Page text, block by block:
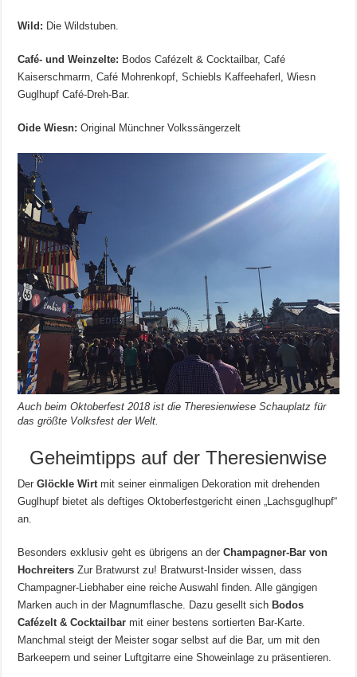
Wild: Die Wildstuben.
Café- und Weinzelte: Bodos Cafézelt & Cocktailbar, Café
Kaiserschmarrn, Café Mohrenkopf, Schiebls Kaffeehaferl, Wiesn
Guglhupf Café-Dreh-Bar.
Oide Wiesn: Original Münchner Volkssängerzelt
Auch beim Oktoberfest 2018 ist die Theresienwiese Schauplatz für
das größte Volksfest der Welt.
Geheimtipps auf der Theresienwise
DerGlöckle Wirt mit seiner einmaligen Dekoration mit drehenden
Guglhupf bietet als deftiges Oktoberfestgericht einen „Lachsguglhupf“
an.
Besonders exklusiv geht es übrigens an derChampagner-Bar von
Hochreiters Zur Bratwurst zu! Bratwurst-Insider wissen, dass
Champagner-Liebhaber eine reiche Auswahl finden. Alle gängigen
Marken auch in der Magnumflasche. Dazu gesellt sichBodos
Cafézelt & Cocktailbar mit einer bestens sortierten Bar-Karte.
Manchmal steigt der Meister sogar selbst auf die Bar, um mit den
Barkeepern und seiner Luftgitarre eine Showeinlage zu präsentieren.